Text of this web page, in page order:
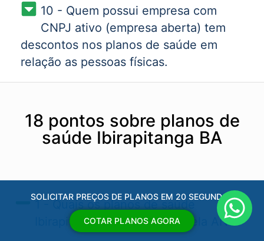
10 - Quem possui empresa com
CNPJ ativo (empresa aberta) tem
descontos nos planos de saúde em
relação as pessoas físicas.
18 pontos sobre planos de
saúde Ibirapitanga BA
1 - Quais os planos de saúde
Ibirapitanga BA​ aprovados pela ANS?
SOLICITAR PREÇOS DE PLANOS EM 20 SEGUNDOS
COTAR PLANOS AGORA